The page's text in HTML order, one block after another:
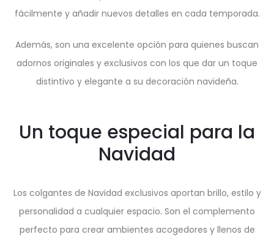
fácilmente y añadir nuevos detalles en cada temporada.
Además, son una excelente opción para quienes buscan
adornos originales y exclusivos con los que dar un toque
distintivo y elegante a su decoración navideña.
Un toque especial para la
Navidad
Los colgantes de Navidad exclusivos aportan brillo, estilo y
personalidad a cualquier espacio. Son el complemento
perfecto para crear ambientes acogedores y llenos de